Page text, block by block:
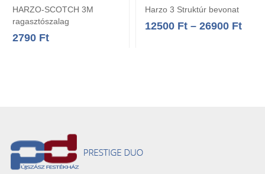
HARZO-SCOTCH 3M
ragasztószalag
2790 Ft
Harzo 3 Struktúr bevonat
12500 Ft – 26900 Ft